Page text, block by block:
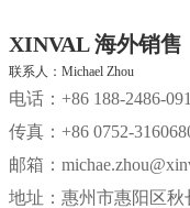
XINVAL 海外销售
联系人：Michael Zhou
电话：+86 188-2486-
传真：+86 0752-
邮箱：
地址：惠州市惠阳区